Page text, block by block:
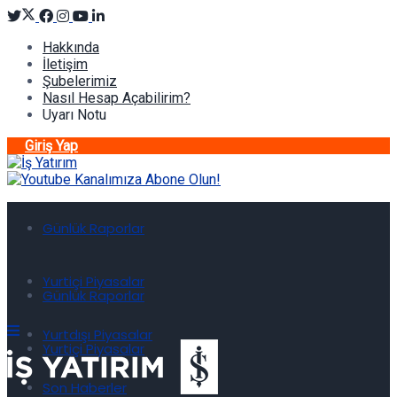
Hakkında
İletişim
Şubelerimiz
Nasıl Hesap Açabilirim?
Uyarı Notu
Giriş Yap
Günlük Raporlar
Yurtiçi Piyasalar
Yurtdışı Piyasalar
Son Haberler
Günlük Raporlar
Yurtiçi Piyasalar